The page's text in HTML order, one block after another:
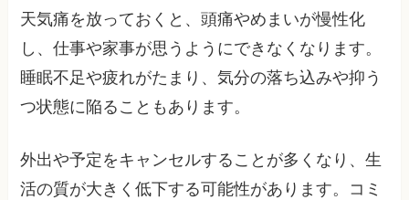
天気痛を放っておくと、頭痛やめまいが慢性化
し、仕事や家事が思うようにできなくなります。
睡眠不足や疲れがたまり、気分の落ち込みや抑う
つ状態に陥ることもあります。
外出や予定をキャンセルすることが多くなり、生
活の質が大きく低下する可能性があります。コミ